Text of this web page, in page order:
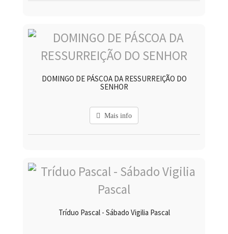
DOMINGO DE PÁSCOA DA RESSURREIÇÃO DO
SENHOR
Mais info
Tríduo Pascal - Sábado Vigilia Pascal